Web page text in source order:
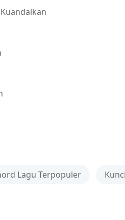
Kuandalkan
Lagu Terpopuler